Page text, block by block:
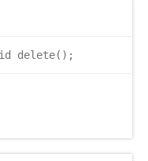
delete();